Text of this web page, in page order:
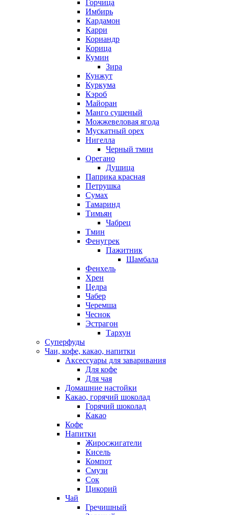
Горчица
Имбирь
Кардамон
Карри
Кориандр
Корица
Кумин
Зира
Кунжут
Куркума
Кэроб
Майоран
Манго сушеный
Можжевеловая ягода
Мускатный орех
Нигелла
Черный тмин
Орегано
Душица
Паприка красная
Петрушка
Сумах
Тамаринд
Тимьян
Чабрец
Тмин
Фенугрек
Пажитник
Шамбала
Фенхель
Хрен
Цедра
Чабер
Черемша
Чеснок
Эстрагон
Тархун
Суперфуды
Чаи, кофе, какао, напитки
Аксессуары для заваривания
Для кофе
Для чая
Домашние настойки
Какао, горячий шоколад
Горячий шоколад
Какао
Кофе
Напитки
Жиросжигатели
Кисель
Компот
Смузи
Сок
Цикорий
Чай
Гречишный